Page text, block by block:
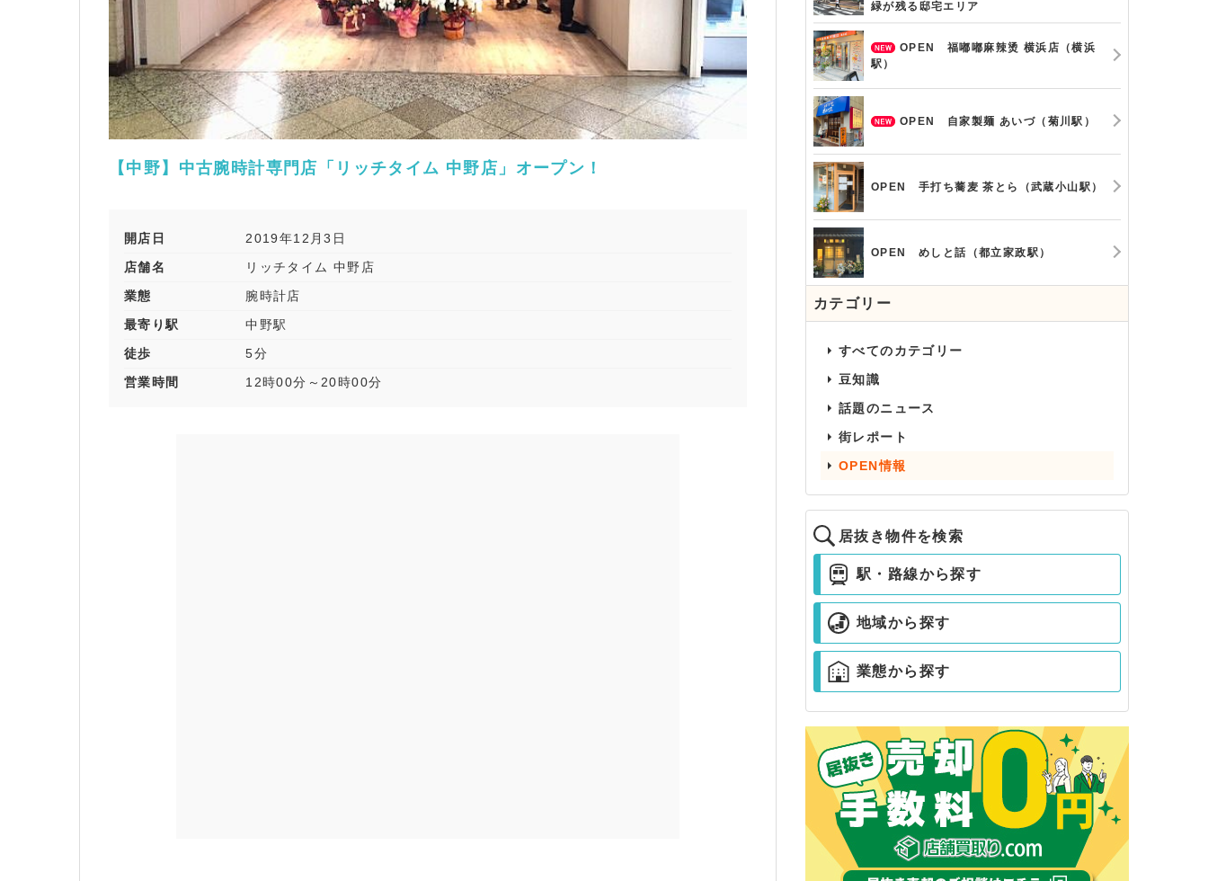
【中野】中古腕時計専門店「リッチタイム 中野店」オープン！
開店日
2019年12月3日
店舗名
リッチタイム 中野店
業態
腕時計店
最寄り駅
中野駅
徒歩
5分
営業時間
12時00分～20時00分
緑が残る邸宅エリア
OPEN 福嘟嘟麻辣烫 横浜店（横浜
駅）
OPEN 自家製麺 あいづ（菊川駅）
OPEN 手打ち蕎麦 茶とら（武蔵小山駅）
OPEN めしと話（都立家政駅）
カテゴリー
すべてのカテゴリー
豆知識
話題のニュース
街レポート
OPEN情報
居抜き物件を検索
駅・路線から探す
地域から探す
業態から探す